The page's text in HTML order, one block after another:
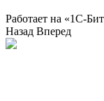
Работает на «1С-
Назад Вперед